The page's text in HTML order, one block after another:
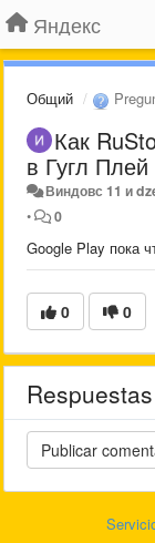
Яндекс
Общий
Как
в Гугл Плей
Виндовс 11 и
•
0
Google Play пока
0 0
Respuestas